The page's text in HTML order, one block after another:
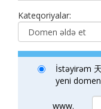
Kateqoriyalar:
İstəyirəm
yeni
www.